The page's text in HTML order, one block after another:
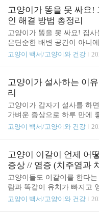
있지만, 허피스 바이러스로
꽤 높아요. 이럴 땐 고양이
록 바로..
장 관련 약물이에요. 원래는
만,고양이의 소화불량이나
환 치료에도종종 처방되는
는 이따금씩 사료를 거부하
다 병원에서 건강검진을 해
고 수치도 전부 정상 범위로
해요. 또 갑자기 사료를 소화
시작하면하루씩 걸러가며 구
활동성이나 배변은 특별히..
고양이가 똥을 못 싸요!
인 해결 방법 총정리
고양이가 똥을 못 싸요! 집
은단순한 배변 공간이 아니
의 형태 하나하나가고양이의
배변 관련 이슈 중에서생각
바로 '변비'예요. 생각보다 많
제라서집사의 세심한 관찰
저희 집 쏘피도 완전한 변비
단단한 편이고가벼운 변비
신경 쓰고 있는 부분이에요.
게 예방하고 관리할 수 있는
고양이 변비, 이런 증상을 보
양이..
고양이 백서/고양이와 건강
고양이가 설사하는 이
리
고양이가 갑자기 설사를 하
가벼운 증상으로 하루 만에
는 심각한 질환의 신호일 수
별 주요 원인을 살펴볼게요.
증(파보 바이러스), 코로나
이나 스트레스성 대장염노
양 등 심각한 질환 주의 물론
닙니다.어린 고양이도 췌장
있죠. 그렇기 때문에 일단 고
고양이 백서/고양이와 건강
고양이 이갈이 언제 어
증상 // 염증 (치주염과
고양이들도 이갈이를 한다
람과 똑같이 유치가 빠지고
모르고 있다가 고양이 이빨
고양이 백서/고양이와 건강